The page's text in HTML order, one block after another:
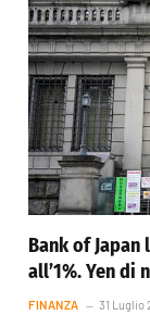
Bank of
all’1%. Yen di
FINANZA 31 Luglio